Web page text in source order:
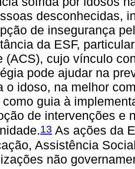
desconhecidas,
de insegurança
da ESF,
(ACS), cujo vínculo
pode ajudar na
o idoso, na melhor
como guia à
de intervenções e
13 As ações da
Assistência
não